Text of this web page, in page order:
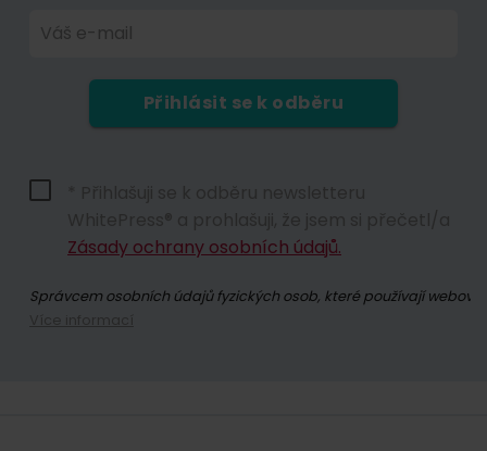
Váš e-mail
Přihlásit se k odběru
Zásady ochrany osobních údajů.
Správcem osobních údajů fyzických osob, které používají webové